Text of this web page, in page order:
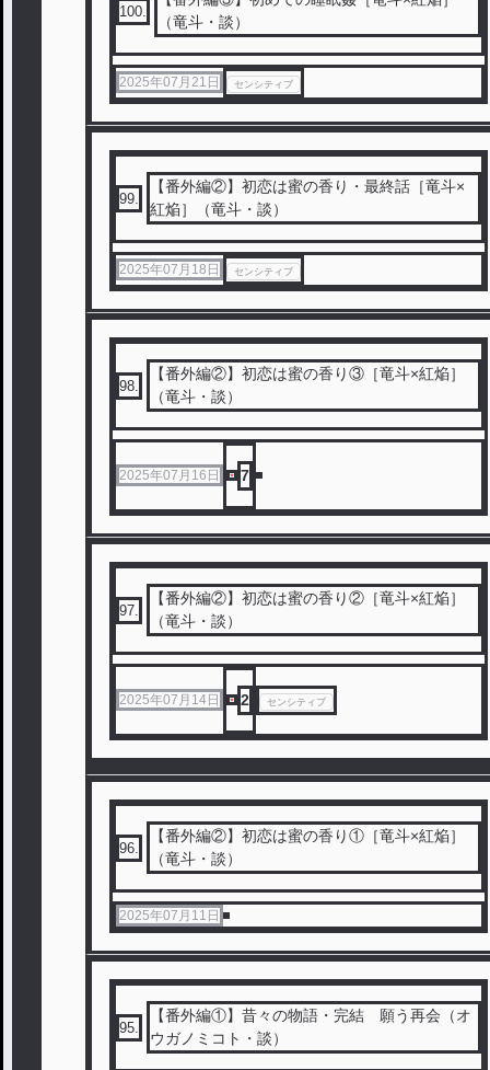
100.
（竜斗・談）
2025年07月21日 センシティブ
99.
【番外編②】初恋は蜜の香り・最終話［竜斗×
紅焔］（竜斗・談）
2025年07月18日 センシティブ
98.
【番外編②】初恋は蜜の香り③［竜斗×紅焔］
（竜斗・談）
2025年07月16日 7
97.
【番外編②】初恋は蜜の香り②［竜斗×紅焔］
（竜斗・談）
2025年07月14日 2 センシティブ
96.
【番外編②】初恋は蜜の香り①［竜斗×紅焔］
（竜斗・談）
2025年07月11日
95.
【番外編①】昔々の物語・完結 願う再会（オ
ウガノミコト・談）